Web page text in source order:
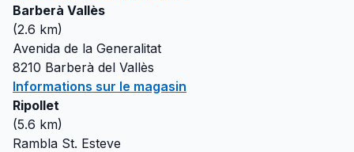
Barberà Vallès
(2.6 km)
Avenida de la Generalitat
8210 Barberà del Vallès
Informations sur le magasin
Ripollet
(5.6 km)
Rambla St. Esteve